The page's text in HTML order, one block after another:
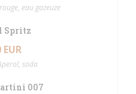
eau gazeuze
Spritz
EUR
soda
007